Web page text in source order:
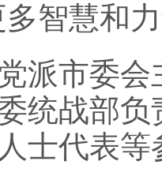
多智慧和
市委会
统战部
士代表等